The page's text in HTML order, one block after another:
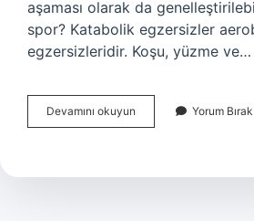
aşaması olarak da
spor? Katabolik egzersizler
egzersizleridir. Koşu, yüzme ve…
Devamını okuyun Anabolizma
Ne
Yorum Bırak